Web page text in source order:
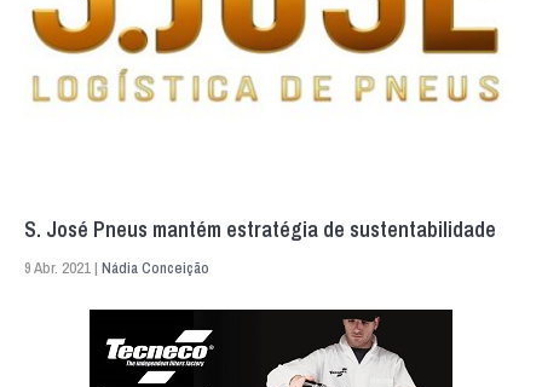
S. José Pneus mantém estratégia de sustentabilidade
9 Abr. 2021 | Nádia Conceição